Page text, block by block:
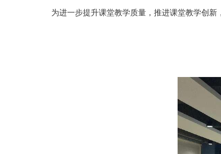
为进一步提升课堂教学质量，推进课堂教学创新